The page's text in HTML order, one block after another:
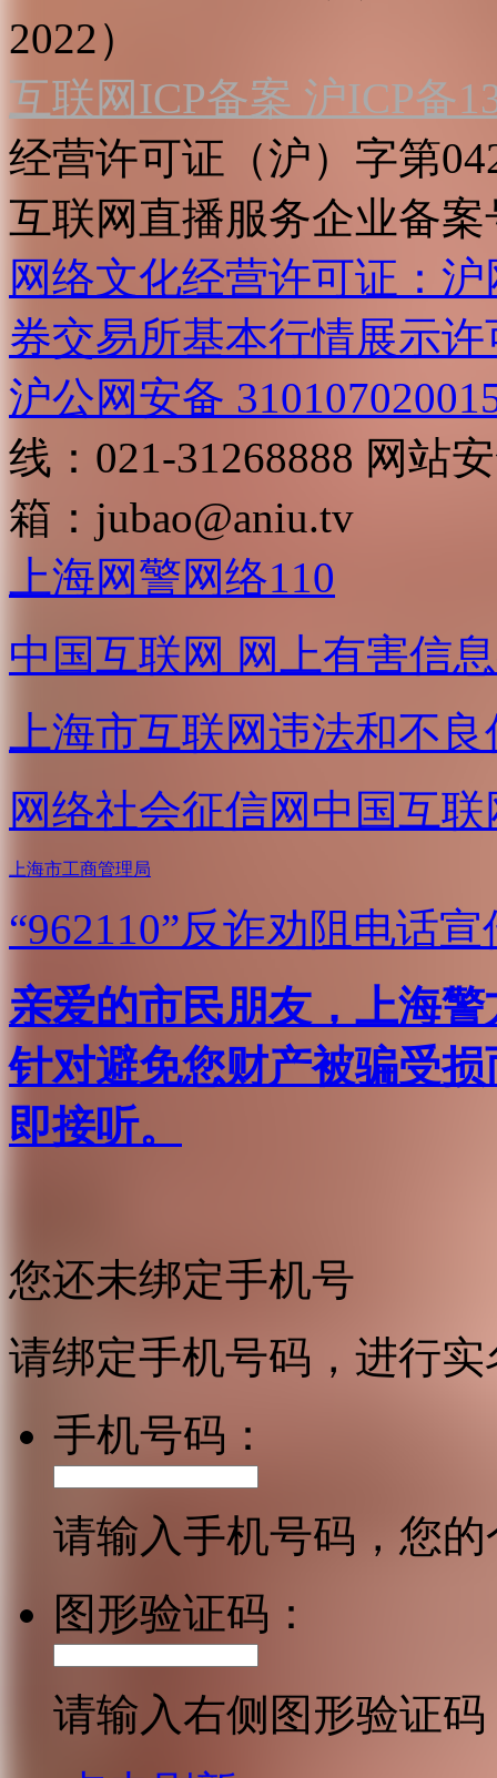
2022）
互联网ICP备案 沪ICP备
经营许可证（沪）字第
互联网直播服务企业备案
网络文化经营许可证：
券交易所基本行情展示许
沪公网安备
线：021-31268888 网站
箱： jubao@aniu.tv
上海网警网络110
中国互联网 网上有害信
上海市互联网违法和不
网络社会征信网 中国互
上海市工商管理局
“962110”反诈劝阻电话宣
亲爱的市民朋友，上海
针对避免您财产被骗受
即接听。
您还未绑定手机号
请绑定手机号码，进行
手机号码：
请输入手机号码，您
图形验证码：
请输入右侧图形验证码